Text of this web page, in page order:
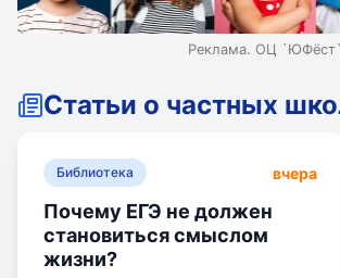
Реклама. ОЦ
Статьи о частных
Библиотека вчера
Почему ЕГЭ не должен
становиться смыслом
жизни?